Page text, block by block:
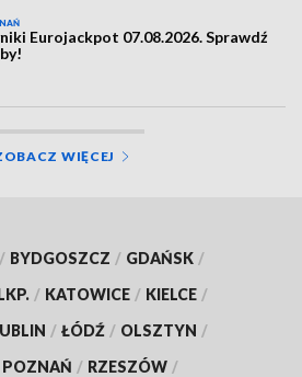
Eurojackpot 07.08.2026. Sprawdź
WIĘCEJ
/ BYDGOSZCZ / GDAŃSK /
/ KATOWICE / KIELCE /
/ ŁÓDŹ / OLSZTYN /
POZNAŃ / RZESZÓW /